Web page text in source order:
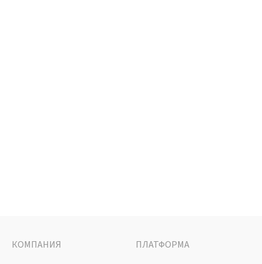
КОМПАНИЯ ПЛАТФОРМА